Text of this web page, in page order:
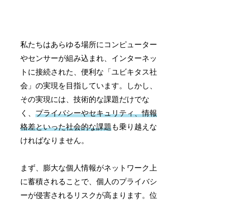
私たちはあらゆる場所にコンピューター
やセンサーが組み込まれ、インターネッ
トに接続された、便利な「ユビキタス社
会」の実現を目指しています。しかし、
その実現には、技術的な課題だけでな
く、プライバシーやセキュリティ、情報
格差といった社会的な課題も乗り越えな
ければなりません。
まず、膨大な個人情報がネットワーク上
に蓄積されることで、個人のプライバシ
ーが侵害されるリスクが高まります。位